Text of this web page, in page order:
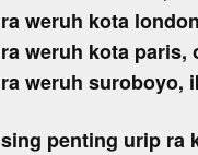
ra weruh kota
ra weruh kota paris,
ra weruh suroboyo,
sing penting urip ra